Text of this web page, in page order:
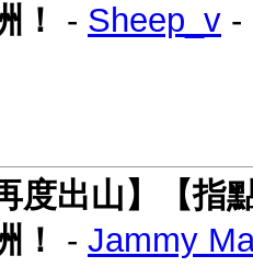
！
- Sheep_v -
度出山】【指
！
- Jammy